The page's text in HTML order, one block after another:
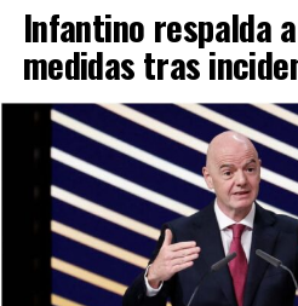
Infantino respalda
medidas tras